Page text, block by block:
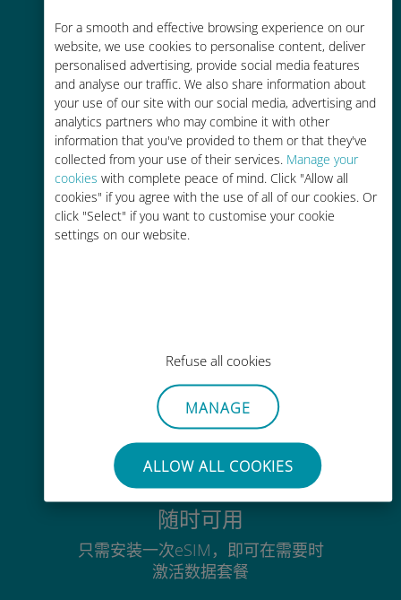
For a smooth and effective browsing experience on our
website, we use cookies to personalise content, deliver
personalised advertising, provide social media features
and analyse our traffic. We also share information about
your use of our site with our social media, advertising and
analytics partners who may combine it with other
information that you've provided to them or that they've
collected from your use of their services. Manage your
cookies with complete peace of mind. Click "Allow all
cookies" if you agree with the use of all of our cookies. Or
click "Select" if you want to customise your cookie
settings on our website.
Refuse all cookies
MANAGE
ALLOW ALL COOKIES
经济实惠
比现有运营商的漫游费便宜高达90%
轻松充值
通过Ubigi应用随时随地通话，即使
没有Wi-Fi或剩余流量也能畅聊
毫不费力
无需取出您现有的SIM卡
随时可用
只需安装一次eSIM，即可在需要时
激活数据套餐